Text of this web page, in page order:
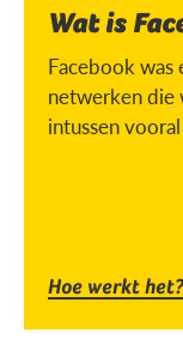
Wat is
Facebook was
netwerken die
intussen
Hoe werkt het?